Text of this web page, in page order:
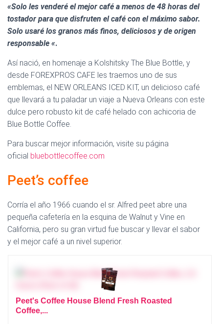
«Solo les venderé el mejor café a menos de 48 horas del
tostador para que disfruten el café con el máximo sabor.
Solo usaré los granos más finos, deliciosos y de origen
responsable «.
Así nació, en homenaje a Kolshitsky The Blue Bottle, y
desde FOREXPROS CAFE les traemos uno de sus
emblemas, el NEW ORLEANS ICED KIT, un delicioso café
que llevará a tu paladar un viaje a Nueva Orleans con este
dulce pero robusto kit de café helado con achicoria de
Blue Bottle Coffee.
Para buscar mejor información, visite su página
oficial bluebottlecoffee.com
Peet’s coffee
Corría el año 1966 cuando el sr. Alfred peet abre una
pequeña cafetería en la esquina de Walnut y Vine en
California, pero su gran virtud fue buscar y llevar el sabor
y el mejor café a un nivel superior.
Peet's Coffee House Blend Fresh Roasted
Coffee,...